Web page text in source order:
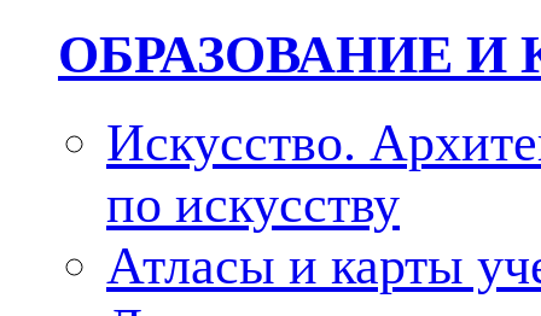
ОБРАЗОВАНИЕ И
Искусство.
по искусству
Атласы и карты